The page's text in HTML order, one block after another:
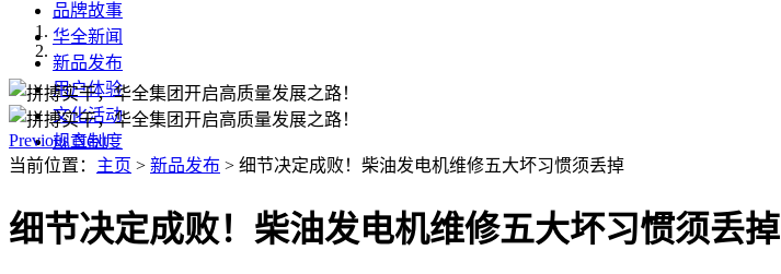
品牌故事
华全新闻
新品发布
用户体验
文化活动
规章制度
Previous Next
当前位置： 主页 > 新品发布 > 细节决定成败！柴油发电机维修五大坏习惯须丢掉
细节决定成败！柴油发电机维修五大坏习惯须丢掉